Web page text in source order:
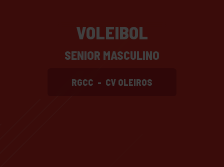
VOLEIBOL
SENIOR MASCULINO
RGCC - CV OLEIROS